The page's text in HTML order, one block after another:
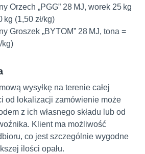
Orzech „PGG” 28 MJ, worek 25 kg
kg (1,50 zł/kg)
Groszek „BYTOM” 28 MJ, tona =
kg)
wysyłkę na terenie całej
od lokalizacji zamówienie może
z ich własnego składu lub od
Klient ma możliwość
co jest szczególnie wygodne
ilości opału.